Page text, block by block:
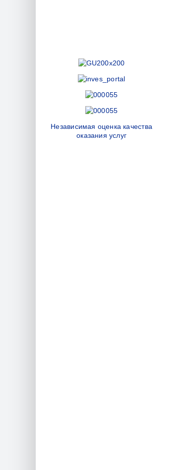
Независимая оценка качества
оказания услуг